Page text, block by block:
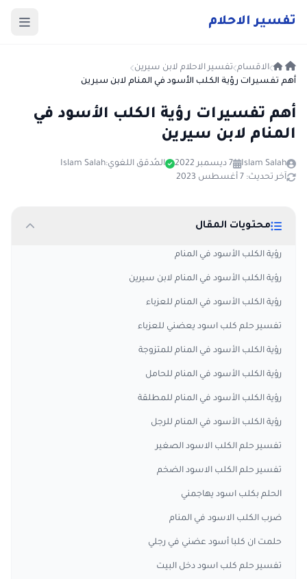
تفسير الاحلام
الاقسام تفسير الاحلام لابن سيرين
أهم تفسيرات رؤية الكلب الأسود في المنام لابن سيرين
أهم تفسيرات رؤية الكلب الأسود في
المنام لابن سيرين
Islam Salah 7 ديسمبر 2022 المُدقق اللغوي:Islam Salah
آخر تحديث: 7 أغسطس 2023
محتويات المقال
رؤية الكلب الأسود في المنام
رؤية الكلب الأسود في المنام لابن سيرين
رؤية الكلب الأسود في المنام للعزباء
تفسير حلم كلب اسود يعضني للعزباء
رؤية الكلب الأسود في المنام للمتزوجة
رؤية الكلب الأسود في المنام للحامل
رؤية الكلب الأسود في المنام للمطلقة
رؤية الكلب الأسود في المنام للرجل
تفسير حلم الكلب الاسود الصغير
تفسير حلم الكلب الاسود الضخم
الحلم بكلب اسود يهاجمني
ضرب الكلب الاسود في المنام
حلمت ان كلبا أسود عضني في رجلي
تفسير حلم كلب اسود دخل البيت